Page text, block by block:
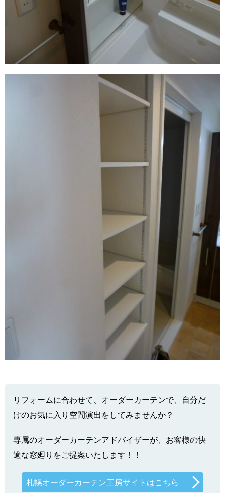
リフォームに合わせて、オーダーカーテンで、自分だ
けのお気に入り空間演出をしてみませんか？
専属のオーダーカーテンアドバイザーが、お客様の快
適な窓廻りをご提案いたします！！
札幌オーダーカーテン工房サイトはこちら